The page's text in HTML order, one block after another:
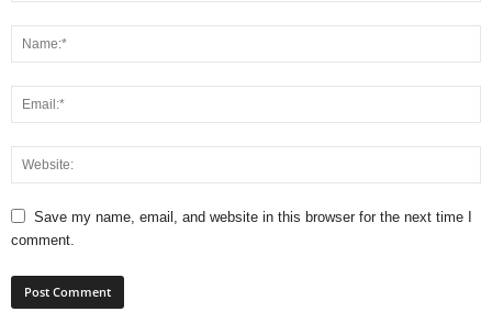
Save my name, email, and website in this browser for the next time I
comment.